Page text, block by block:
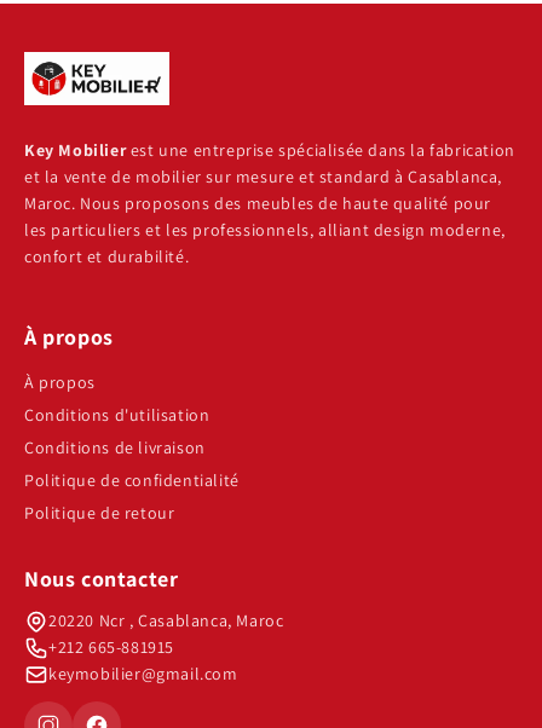
Key Mobilierest une entreprise spécialisée dans la fabrication
et la vente de mobilier sur mesure et standard à Casablanca,
Maroc. Nous proposons des meubles de haute qualité pour
les particuliers et les professionnels, alliant design moderne,
confort et durabilité.
À propos
À propos
Conditions d'utilisation
Conditions de livraison
Politique de confidentialité
Politique de retour
Nous contacter
20220 Ncr , Casablanca, Maroc
+212 665-881915
keymobilier@gmail.com